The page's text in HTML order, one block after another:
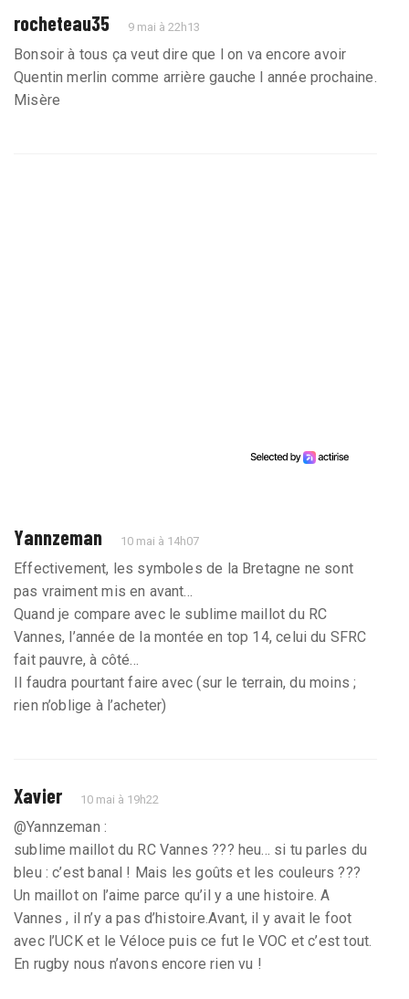
rocheteau35 9 mai à 22h13
Bonsoir à tous ça veut dire que l on va encore avoir
Quentin merlin comme arrière gauche l année prochaine.
Misère
Yannzeman 10 mai à 14h07
Effectivement, les symboles de la Bretagne ne sont
pas vraiment mis en avant...
Quand je compare avec le sublime maillot du RC
Vannes, l’année de la montée en top 14, celui du SFRC
fait pauvre, à côté...
Il faudra pourtant faire avec (sur le terrain, du moins ;
rien n’oblige à l’acheter)
Xavier 10 mai à 19h22
@Yannzeman :
sublime maillot du RC Vannes ??? heu... si tu parles du
bleu : c’est banal ! Mais les goûts et les couleurs ???
Un maillot on l’aime parce qu’il y a une histoire. A
Vannes , il n’y a pas d’histoire.Avant, il y avait le foot
avec l’UCK et le Véloce puis ce fut le VOC et c’est tout.
En rugby nous n’avons encore rien vu !